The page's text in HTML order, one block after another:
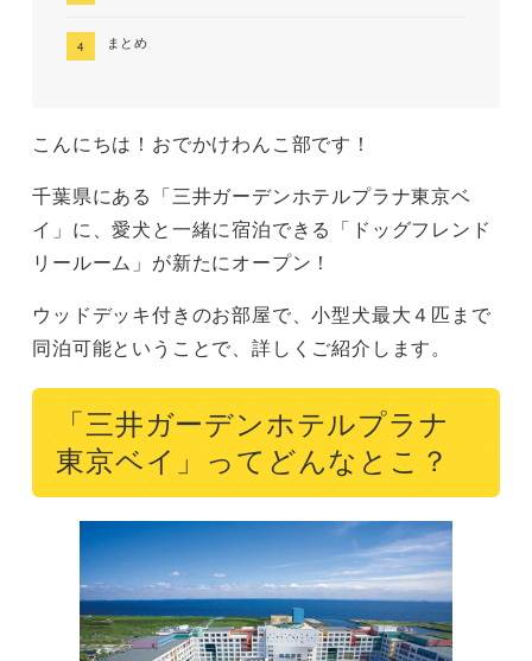
まとめ
こんにちは！おでかけわんこ部です！
千葉県にある「三井ガーデンホテルプラナ東京ベ
イ」に、愛犬と一緒に宿泊できる「ドッグフレンド
リールーム」が新たにオープン！
ウッドデッキ付きのお部屋で、小型犬最大４匹まで
同泊可能ということで、詳しくご紹介します。
「三井ガーデンホテルプラナ
東京ベイ」ってどんなとこ？